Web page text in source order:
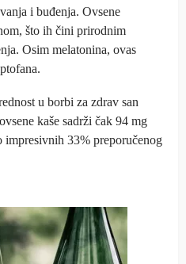
i buđenja. Ovsene
što ih čini prirodnim
Osim melatonina, ovas
u borbi za zdrav san
kaše sadrži čak 94 mg
33% preporučenog